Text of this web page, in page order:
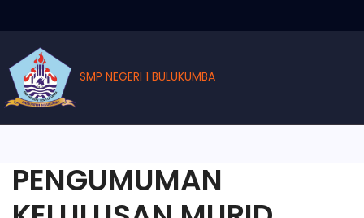
SMP NEGERI 1 BULUKUMBA
PENGUMUMAN